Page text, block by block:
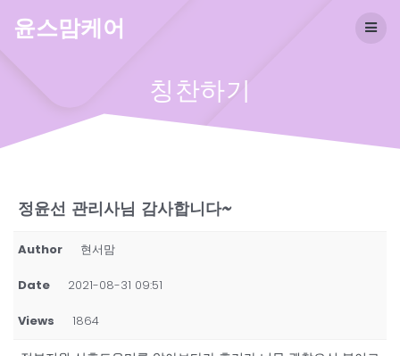
윤스맘케어
칭찬하기
정윤선 관리사님 감사합니다~
Author 현서맘
Date 2021-08-31 09:51
Views 1864